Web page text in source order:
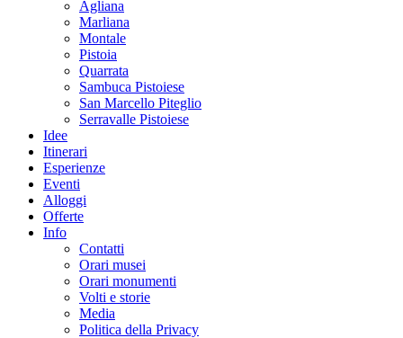
Agliana
Marliana
Montale
Pistoia
Quarrata
Sambuca Pistoiese
San Marcello Piteglio
Serravalle Pistoiese
Idee
Itinerari
Esperienze
Eventi
Alloggi
Offerte
Info
Contatti
Orari musei
Orari monumenti
Volti e storie
Media
Politica della Privacy